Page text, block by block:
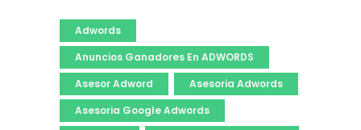
Adwords
Anuncios Ganadores En ADWORDS
Asesor Adword
Asesoria Adwords
Asesoria Google Adwords